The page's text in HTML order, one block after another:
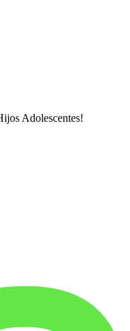
Adolescentes!